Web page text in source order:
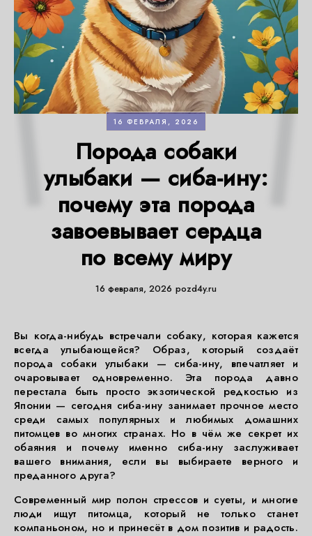
16 ФЕВРАЛЯ, 2026
Порода собаки
улыбаки — сиба-ину:
почему эта порода
завоевывает сердца
по всему миру
16 февраля, 2026 pozd4y.ru
Вы когда-нибудь встречали собаку, которая кажется
всегда улыбающейся? Образ, который создаёт
порода собаки улыбаки — сиба-ину, впечатляет и
очаровывает одновременно. Эта порода давно
перестала быть просто экзотической редкостью из
Японии — сегодня сиба-ину занимает прочное место
среди самых популярных и любимых домашних
питомцев во многих странах. Но в чём же секрет их
обаяния и почему именно сиба-ину заслуживает
вашего внимания, если вы выбираете верного и
преданного друга?
Современный мир полон стрессов и суеты, и многие
люди ищут питомца, который не только станет
компаньоном, но и принесёт в дом позитив и радость.